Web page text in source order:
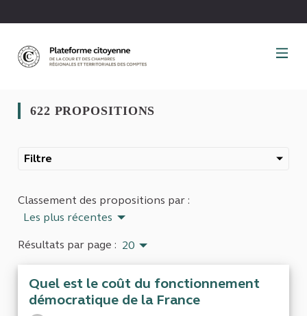
622 PROPOSITIONS
Filtre
Classement des propositions par :
Les plus récentes
Résultats par page : 20
Quel est le coût du fonctionnement
démocratique de la France